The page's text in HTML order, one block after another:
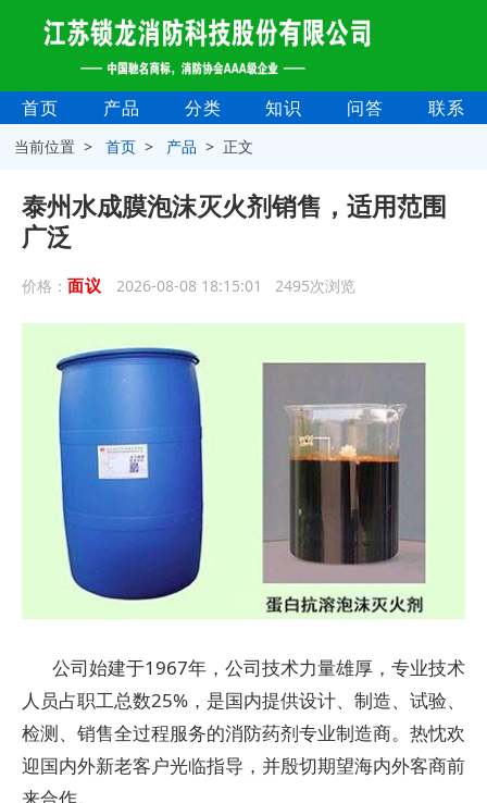
首页 产品 分类 知识 问答 联系
当前位置 >首页 > 产品 > 正文
泰州水成膜泡沫灭火剂销售，适用范围
广泛
价格： 面议 2026-08-08 18:15:01 2495次浏览
公司始建于1967年，公司技术力量雄厚，专业技术
人员占职工总数25%，是国内提供设计、制造、试验、
检测、销售全过程服务的消防药剂专业制造商。热忱欢
迎国内外新老客户光临指导，并殷切期望海内外客商前